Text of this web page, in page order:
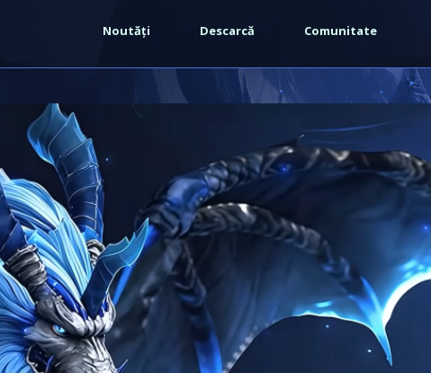
: strpos() expects at least 2 parameters, 1 given in /
Noutăți Descarcă Comunitate